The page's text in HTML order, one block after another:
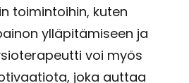
toimintoihin, kuten
ylläpitämiseen ja
voi myös
joka auttaa